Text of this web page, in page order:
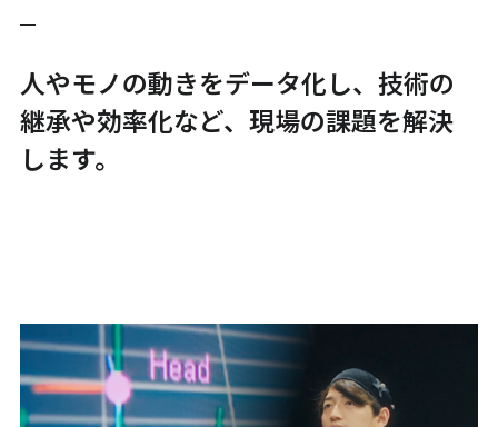
人やモノの動きをデータ化し、技術の
継承や効率化など、現場の課題を解決
します。